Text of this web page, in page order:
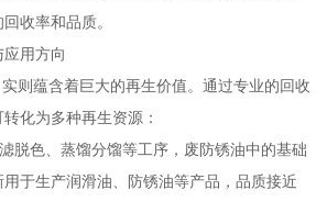
收率和品质。
用方向
则蕴含着巨大的再生价值。通过专业的回收
化为多种再生资源：
脱色、蒸馏分馏等工序，废防锈油中的基础
于生产润滑油、防锈油等产品，品质接近